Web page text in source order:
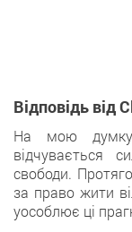
Відповідь від
На мою
відчувається
свободи.
за право жити
уособлює ці